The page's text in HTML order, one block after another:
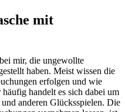
mit
mir, die ungewollte
haben. Meist wissen die
erfolgen und wie
handelt es sich dabei um
anderen Glücksspielen. Die